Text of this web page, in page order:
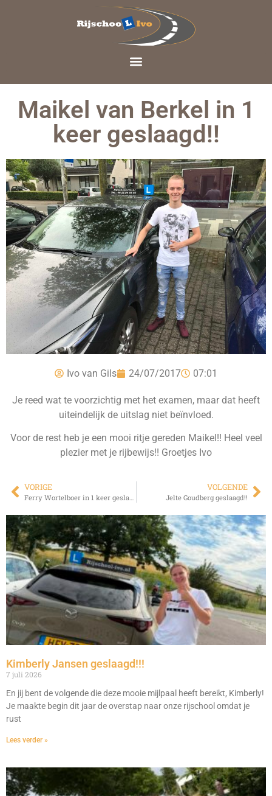
Maikel van Berkel in 1
keer geslaagd!!
Ivo van Gils 24/07/2017 07:01
Je reed wat te voorzichtig met het examen, maar dat heeft
uiteindelijk de uitslag niet beïnvloed.
Voor de rest heb je een mooi ritje gereden Maikel!! Heel veel
plezier met je rijbewijs!! Groetjes Ivo
VORIGE VOLGENDE
Jelte Goudberg geslaagd!!
Kimberly Jansen geslaagd!!!
7 juli 2026
En jij bent de volgende die deze mooie mijlpaal heeft bereikt, Kimberly!
Je maakte begin dit jaar de overstap naar onze rijschool omdat je
rust
Lees verder »